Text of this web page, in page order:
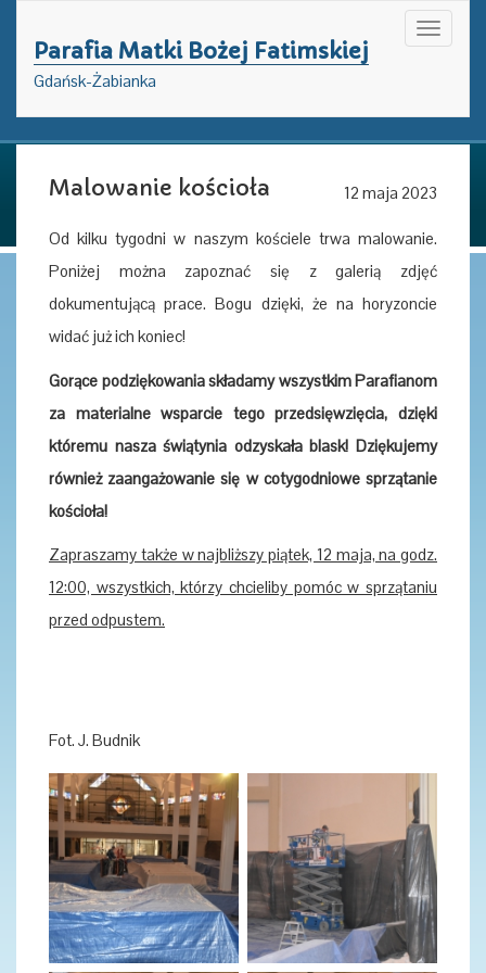
Parafia Matki Bożej Fatimskiej
Gdańsk-Żabianka
Toggle
12 maja 2023
Malowanie kościoła
Od kilku tygodni w naszym kościele trwa malowanie.
Poniżej można zapoznać się z galerią zdjęć
dokumentującą prace. Bogu dzięki, że na horyzoncie
widać już ich koniec!
Gorące podziękowania składamy wszystkim Parafianom
za materialne wsparcie tego przedsięwzięcia, dzięki
któremu nasza świątynia odzyskała blask! Dziękujemy
również zaangażowanie się w cotygodniowe sprzątanie
kościoła!
Zapraszamy także w najbliższy piątek, 12 maja, na godz.
12:00, wszystkich, którzy chcieliby pomóc w sprzątaniu
przed odpustem.
Fot. J. Budnik